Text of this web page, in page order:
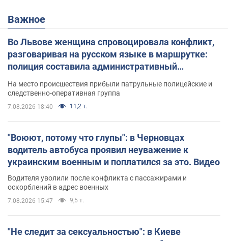
Важное
Во Львове женщина спровоцировала конфликт,
разговаривая на русском языке в маршрутке:
полиция составила административный
На место происшествия прибыли патрульные полицейские и
следственно-оперативная группа
7.08.2026 18:40 11,2 т.
"Воюют, потому что глупы": в Черновцах
водитель автобуса проявил неуважение к
украинским военным и поплатился за это. Видео
Водителя уволили после конфликта с пассажирами и
оскорблений в адрес военных
7.08.2026 15:47 9,5 т.
"Не следит за сексуальностью": в Киеве